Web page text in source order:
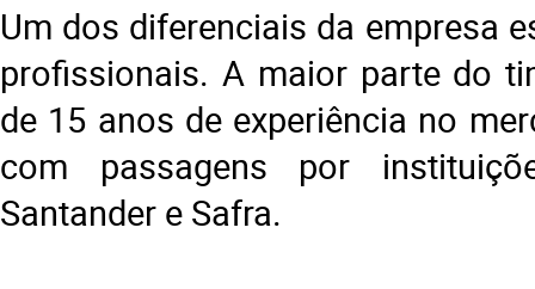
Um dos diferenciais da empresa
profissionais. A maior parte do
de 15 anos de experiência no
com passagens por
Santander e Safra.